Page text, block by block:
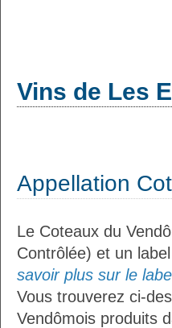
Vins de Les
Appellation
Le Coteaux du
Contrôlée) et un
savoir plus sur le
Vous trouverez ci-
Vendômois produits